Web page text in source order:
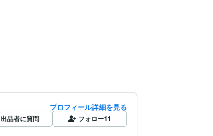
プロフィール詳細を見る
出品者に質問 フォロー11